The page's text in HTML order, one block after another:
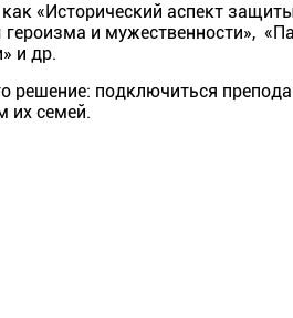
«Исторический аспект
и мужественности»,
и др.
решение: подключиться
их семей.